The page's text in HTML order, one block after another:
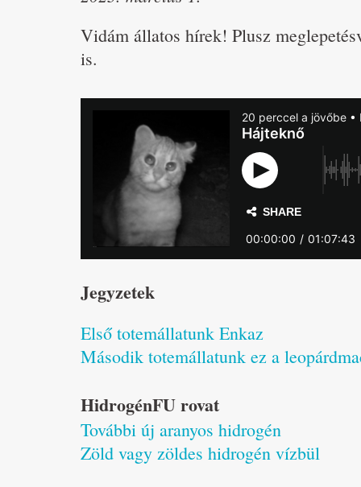
Vidám állatos hírek! Plusz
is.
Jegyzetek
Első totemállatunk Enkaz
Második totemállatunk ez a
HidrogénFU rovat
További új aranyos hidrogén
Zöld vagy zöldes hidrogén vízbül